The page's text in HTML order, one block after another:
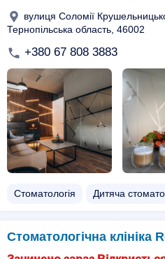
вулиця Соломії
Тернопільська область, 46002
+380 67 808 3883
Стоматологія Дитяча
Стоматологічна клініка